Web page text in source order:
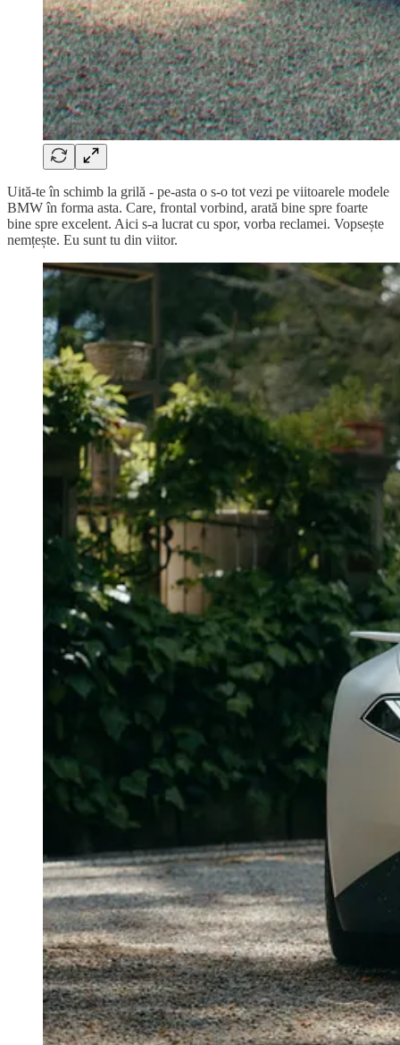
Uită-te în schimb la grilă - pe-asta o s-o tot vezi pe viitoarele modele
BMW în forma asta. Care, frontal vorbind, arată bine spre foarte
bine spre excelent. Aici s-a lucrat cu spor, vorba reclamei. Vopsește
nemțește. Eu sunt tu din viitor.